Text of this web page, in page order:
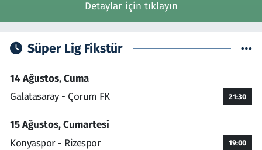
Detaylar için tıklayın
Süper Lig Fikstür
14 Ağustos, Cuma
Galatasaray - Çorum FK
21:30
15 Ağustos, Cumartesi
Konyaspor - Rizespor
19:00